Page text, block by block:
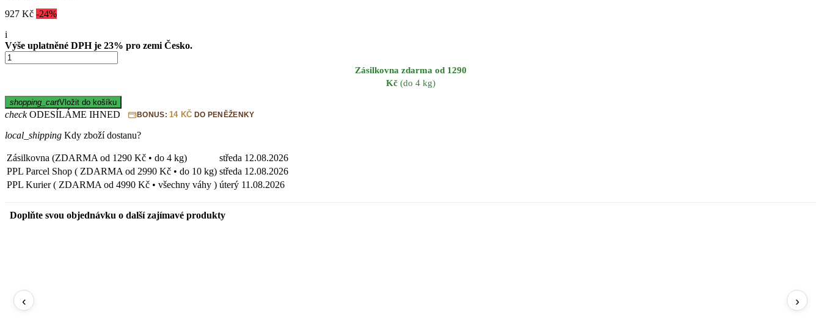
927 Kč -24%
i
Výše uplatněné DPH je 23% pro zemi Česko.
Zásilkovna zdarma od 1290
Kč (do 4 kg)
shopping_cartVložit do košíku
checkODESÍLÁME IHNED BONUS: 14 KČ DO PENĚŽENKY
local_shipping Kdy zboží dostanu?
Zásilkovna (ZDARMA od 1290 Kč • do 4 kg) středa 12.08.2026
PPL Parcel Shop ( ZDARMA od 2990 Kč • do 10 kg) středa 12.08.2026
PPL Kurier ( ZDARMA od 4990 Kč • všechny váhy ) úterý 11.08.2026
Doplňte svou objednávku o další zajímavé produkty
‹ ›